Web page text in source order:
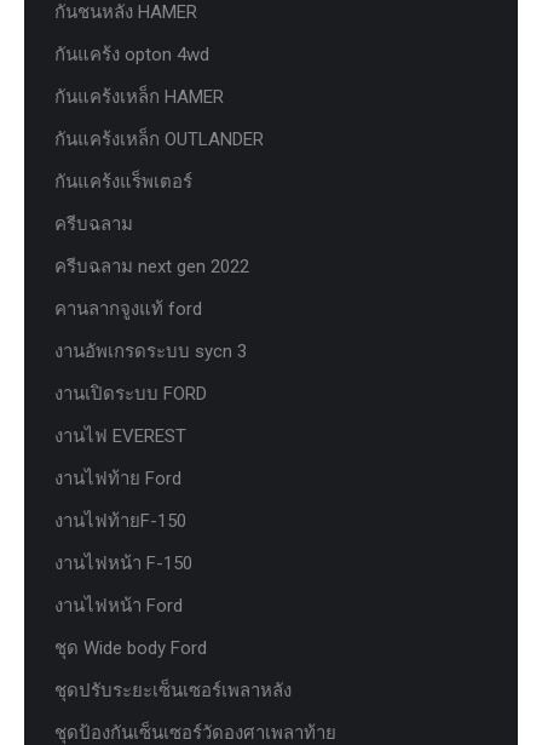
กันชนหลัง HAMER
กันแคร้ง opton 4wd
กันแคร้งเหล็ก HAMER
กันแคร้งเหล็ก OUTLANDER
กันแคร้งแร็พเตอร์
ครีบฉลาม
ครีบฉลาม next gen 2022
คานลากจูงแท้ ford
งานอัพเกรดระบบ sycn 3
งานเปิดระบบ FORD
งานไฟ EVEREST
งานไฟท้าย Ford
งานไฟท้ายF-150
งานไฟหน้า F-150
งานไฟหน้า Ford
ชุด Wide body Ford
ชุดปรับระยะเซ็นเซอร์เพลาหลัง
ชุดป้องกันเซ็นเซอร์วัดองศาเพลาท้าย